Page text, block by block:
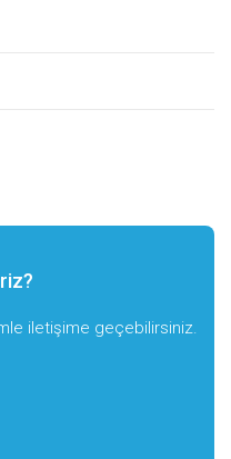
iletişime geçebilirsiniz.